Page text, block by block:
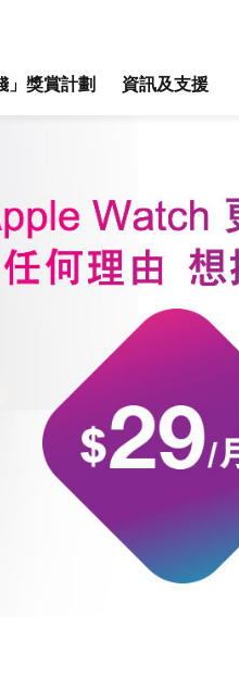
」獎賞計劃 資訊及支援